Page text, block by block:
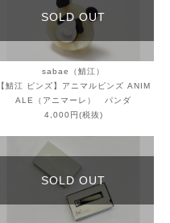
SOLD OUT
sabae（鯖江）
【鯖江 ピンズ】アニマルピンズ ANIM
ALE（アニマーレ） パンダ
4,000円(税抜)
SOLD OUT